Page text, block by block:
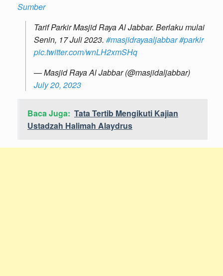
Sumber
Tarif Parkir Masjid Raya Al Jabbar. Berlaku mulai
Senin, 17 Juli 2023. #masjidrayaaljabbar#parkir
pic.twitter.com/wnLH2xmSHq
— Masjid Raya Al Jabbar (@masjidaljabbar)
July 20, 2023
Baca Juga: Tata Tertib Mengikuti Kajian
Ustadzah Halimah Alaydrus